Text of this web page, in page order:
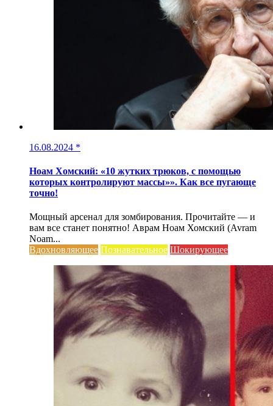
16.08.2024 *
Ноам Хомский: «10 жутких трюков, с помощью
которых контролируют массы»». Как все пугающе
точно!
Мощный арсенал для зомбирования. Прочитайте — и
вам все станет понятно! Аврам Ноам Хомский (Avram
Noam...
Вдохновляющее Познавательное Шокирующее